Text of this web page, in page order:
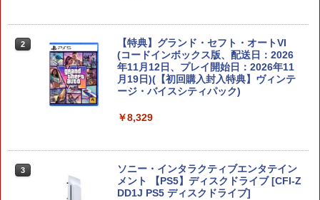
￥1,000
Nintendo Switch2 ケース EVA キャリン
グケース 耐衝撃 大容量収納 Switch 保護
チ2 収納バッグ キャリーケース 保護 ゲ
￥1,078
2
【特典】グランド・セフト・オートVI
(コードインボックス版、配送日：2026
年11月12日、プレイ開始日：2026年11
月19日)(【初回購入封入特典】ヴィンテ
ージ・バイスシティパック)
￥8,329
3
ソニー・インタラクティブエンタテイン
メント 【PS5】ディスクドライブ [CFI-Z
DD1J PS5 ディスクドライブ]